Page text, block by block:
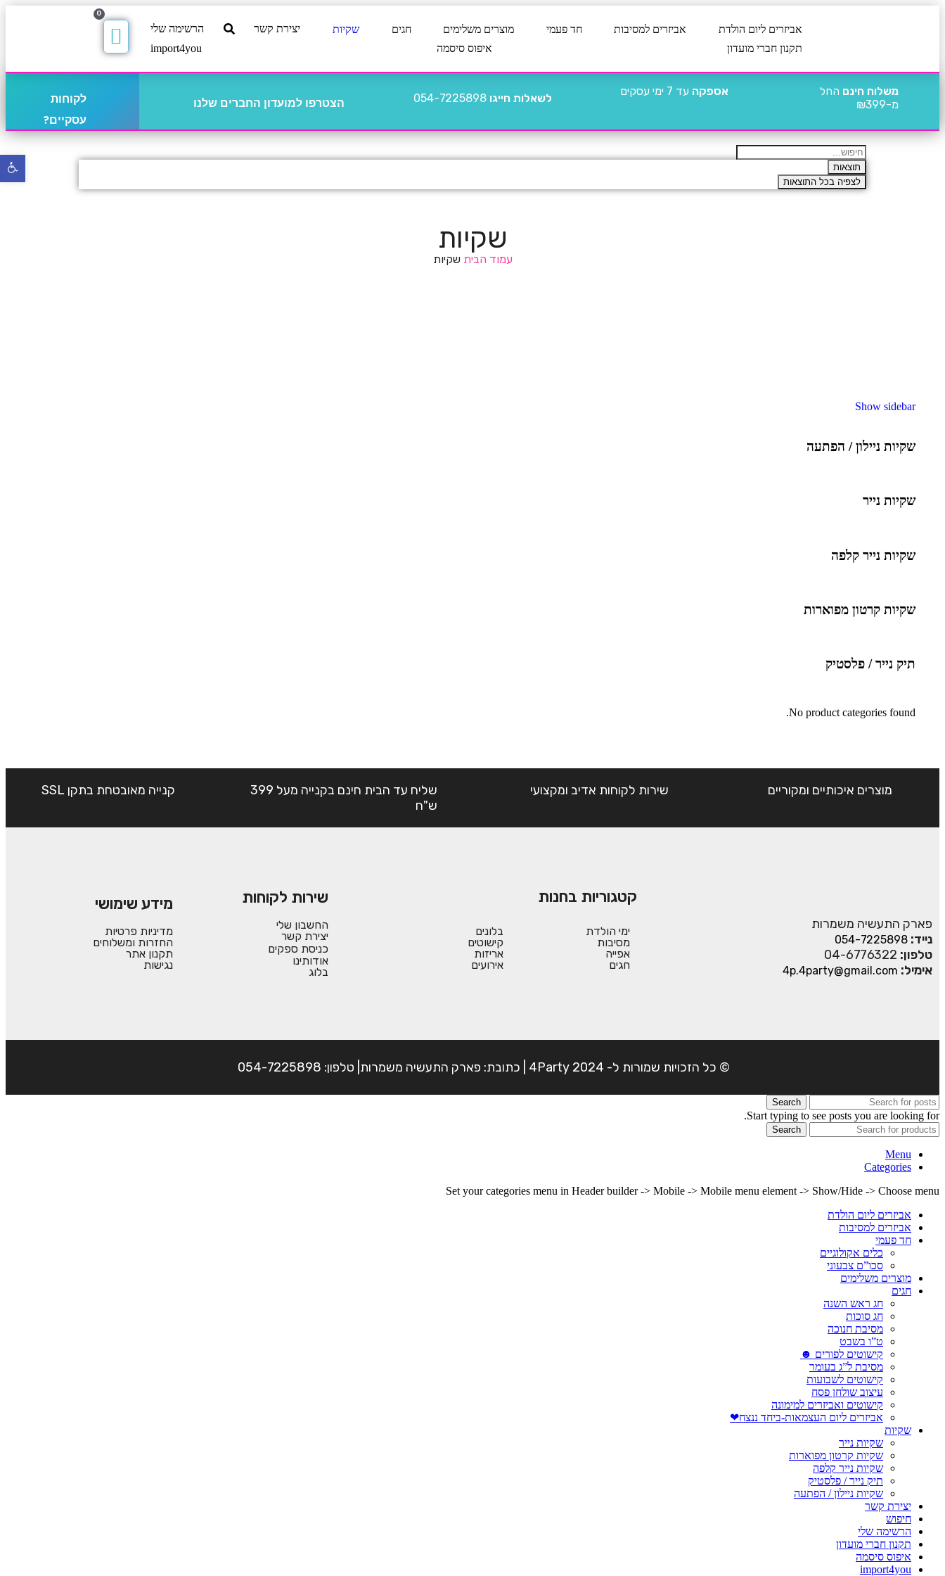
אביזרים ליום הולדת אביזרים למסיבות חד פעמי מוצרים משלימים חגים שקיות יצירת קשר
הרשימה שלי
תקנון חברי מועדון
איפוס סיסמה import4you
0
משלוח חינם החל
מ-₪399
אספקה עד 7 ימי עסקים
לשאלות חייגו 054-7225898 הצטרפו למועדון החברים שלנו
לקוחות
עסקיים?
תוצאות
לצפיה בכל התוצאות
שקיות
עמוד הבית שקיות
Show sidebar
שקיות ניילון / הפתעה
שקיות נייר
שקיות נייר קלפה
שקיות קרטון מפוארות
תיק נייר / פלסטיק
No product categories found.
מוצרים איכותיים ומקוריים שירות לקוחות אדיב ומקצועי
שליח עד הבית חינם בקנייה מעל 399
ש"ח
קנייה מאובטחת בתקן SSL
פארק התעשיה משמרות
נייד: 054-7225898
טלפון: 04-6776322
אימיל: 4p.4party@gmail.com
קטגוריות בחנות
ימי הולדת
מסיבות
אפייה
חגים
בלונים
קישוטים
אריזות
אירועים
שירות לקוחות
החשבון שלי
יצירת קשר
כניסת ספקים
אודותינו
בלוג
מידע שימושי
מדיניות פרטיות
החזרות ומשלוחים
תקנון אתר
נגישות
© כל הזכויות שמורות ל- 4Party 2024 | כתובת: פארק התעשיה משמרות| טלפון: 054-7225898
Search
Start typing to see posts you are looking for.
Search
Menu
Categories
Set your categories menu in Header builder -> Mobile -> Mobile menu element -> Show/Hide -> Choose menu
אביזרים ליום הולדת
אביזרים למסיבות
חד פעמי
כלים אקולוגיים
סכו”ם צבעוני
מוצרים משלימים
חגים
חג ראש השנה
חג סוכות
מסיבת חנוכה
ט”ו בשבט
קישוטים לפורים ☻
מסיבת ל”ג בעומר
קישוטים לשבועות
עיצוב שולחן פסח
קישוטים ואביזרים למימונה
אביזרים ליום העצמאות-ביחד ננצח❤
שקיות
שקיות נייר
שקיות קרטון מפוארות
שקיות נייר קלפה
תיק נייר / פלסטיק
שקיות ניילון / הפתעה
יצירת קשר
חיפוש
הרשימה שלי
תקנון חברי מועדון
איפוס סיסמה
import4you
פתח